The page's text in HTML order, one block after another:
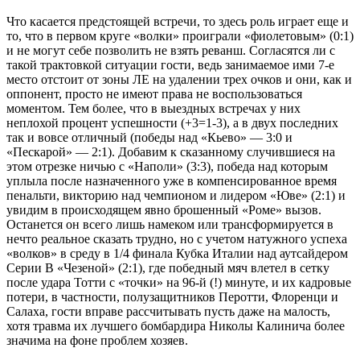
Что касается предстоящей встречи, то здесь роль играет еще и
то, что в первом круге «волки» проиграли «фиолетовым» (0:1)
и не могут себе позволить не взять реванш. Согласятся ли с
такой трактовкой ситуации гости, ведь занимаемое ими 7-е
место отстоит от зоны ЛЕ на удалении трех очков и они, как и
оппонент, просто не имеют права не воспользоваться
моментом. Тем более, что в выездных встречах у них
неплохой процент успешности (+3=1-3), а в двух последних
так и вовсе отличный (победы над «Кьево» — 3:0 и
«Пескарой» — 2:1). Добавим к сказанному случившиеся на
этом отрезке ничью с «Наполи» (3:3), победа над которым
уплыла после назначенного уже в компенсированное время
пенальти, викторию над чемпионом и лидером «Юве» (2:1) и
увидим в происходящем явно брошенный «Роме» вызов.
Останется он всего лишь намеком или трансформируется в
нечто реальное сказать трудно, но с учетом натужного успеха
«волков» в среду в 1/4 финала Кубка Италии над аутсайдером
Серии В «Чезеной» (2:1), где победный мяч влетел в сетку
после удара Тотти с «точки» на 96-й (!) минуте, и их кадровые
потери, в частности, полузащитников Перотти, Флоренци и
Салаха, гости вправе рассчитывать пусть даже на малость,
хотя травма их лучшего бомбардира Николы Калинича более
значима на фоне проблем хозяев.